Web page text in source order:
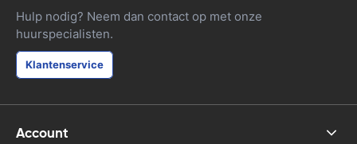
Hulp nodig? Neem dan contact op met onze
huurspecialisten.
Klantenservice
Account